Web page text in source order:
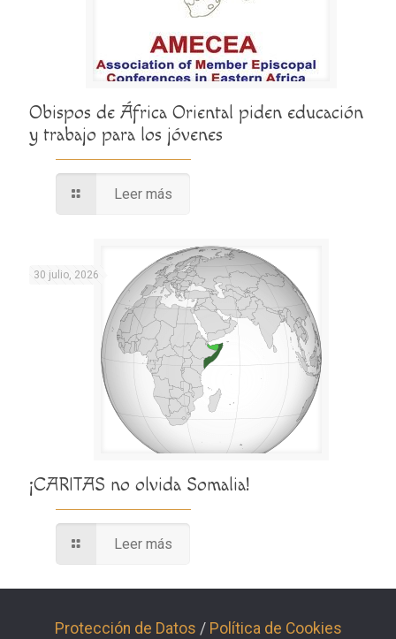
Obispos de África Oriental piden educación
y trabajo para los jóvenes
Leer más
30 julio, 2026
¡CARITAS no olvida Somalia!
Leer más
Protección de Datos / Política de Cookies